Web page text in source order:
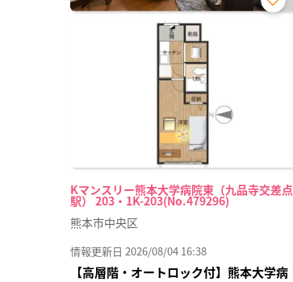
Kマンスリー熊本大学病院東（九品寺交差点
駅） 203・1K-203(No.479296)
お気
熊本市中央区
情報更新日 2026/08/04 16:38
【高層階・オートロック付】熊本大学病